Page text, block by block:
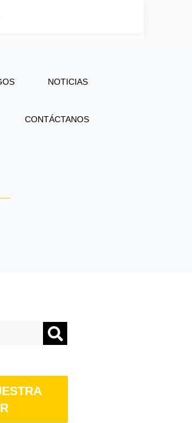
NOTICIAS
CONTÁCTANOS